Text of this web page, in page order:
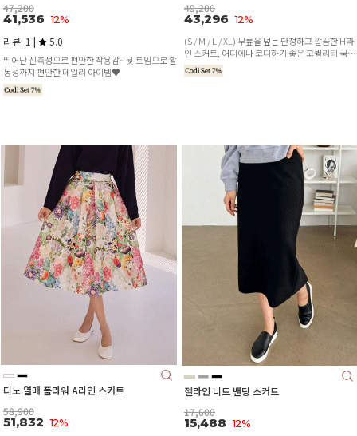
47,200
41,536 12%
리뷰: 1 | 5.0
뛰어난 신축성으로 편안한 착용감~ 뒷 트임으로 활
동성까지 편안한 데일리 아이템♥
49,200
43,296 12%
(S / M / L / XL) 무릎을 덮는 단정하고 깔끔한 H라
인 스커트, 어디에나 코디하기 좋은 고퀄리티 국내
제작 스커트♥
디노 열매 플라워 A라인 스커트
58,900
51,832 12%
젤라인 니트 밴딩 스커트
17,600
15,488 12%